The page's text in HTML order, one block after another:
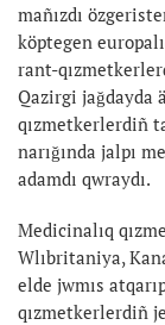
mañızdı
köptegen
rant-
Qazirgi jağdayda
qızmetkerlerdiñ
narığında jalpı
adamdı qwraydı.
Medicinalıq
Wlıbritaniya,
elde jwmıs
qızmetkerlerdiñ